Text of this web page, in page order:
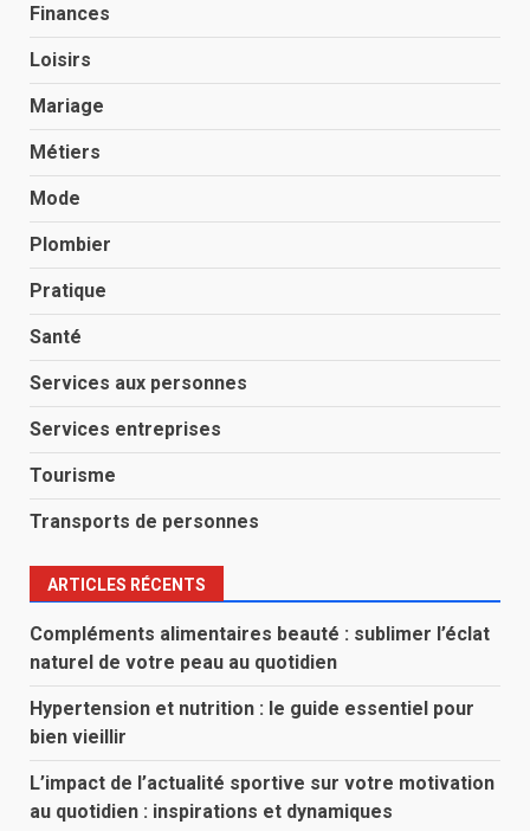
Finances
Loisirs
Mariage
Métiers
Mode
Plombier
Pratique
Santé
Services aux personnes
Services entreprises
Tourisme
Transports de personnes
ARTICLES RÉCENTS
Compléments alimentaires beauté : sublimer l’éclat
naturel de votre peau au quotidien
Hypertension et nutrition : le guide essentiel pour
bien vieillir
L’impact de l’actualité sportive sur votre motivation
au quotidien : inspirations et dynamiques